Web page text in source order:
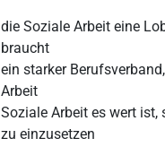
die Soziale Arbeit eine
braucht
ein starker
Arbeit
Soziale Arbeit es wert
zu einzusetzen